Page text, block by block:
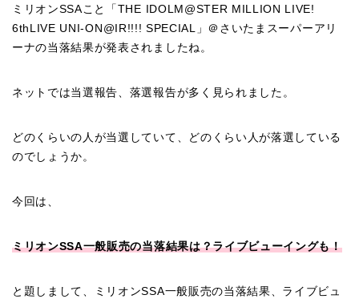
ミリオンSSAこと「 THE IDOLM@STER MILLION LIVE!
6thLIVE UNI-ON@IR!!!! SPECIAL
」＠さいたまスーパーアリ
ーナの当落結果が発表されましたね。
ネットでは当選報告、落選報告が多く見られました。
どのくらいの人が当選していて、どのくらい人が落選している
のでしょうか。
今回は、
ミリオンSSA一般販売の当落結果は？ライブビューイングも！
と題しまして、ミリオンSSA一般販売の当落結果、ライブビュ